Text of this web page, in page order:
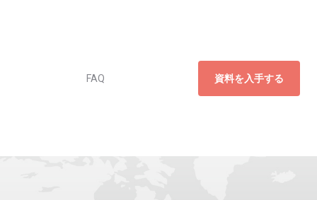
FAQ 資料を入手する